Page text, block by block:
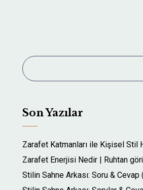
Son Yazılar
Zarafet Katmanları ile Kişisel Stil
Zarafet Enerjisi Nedir | Ruhtan
Stilin Sahne Arkası: Soru & Cevap